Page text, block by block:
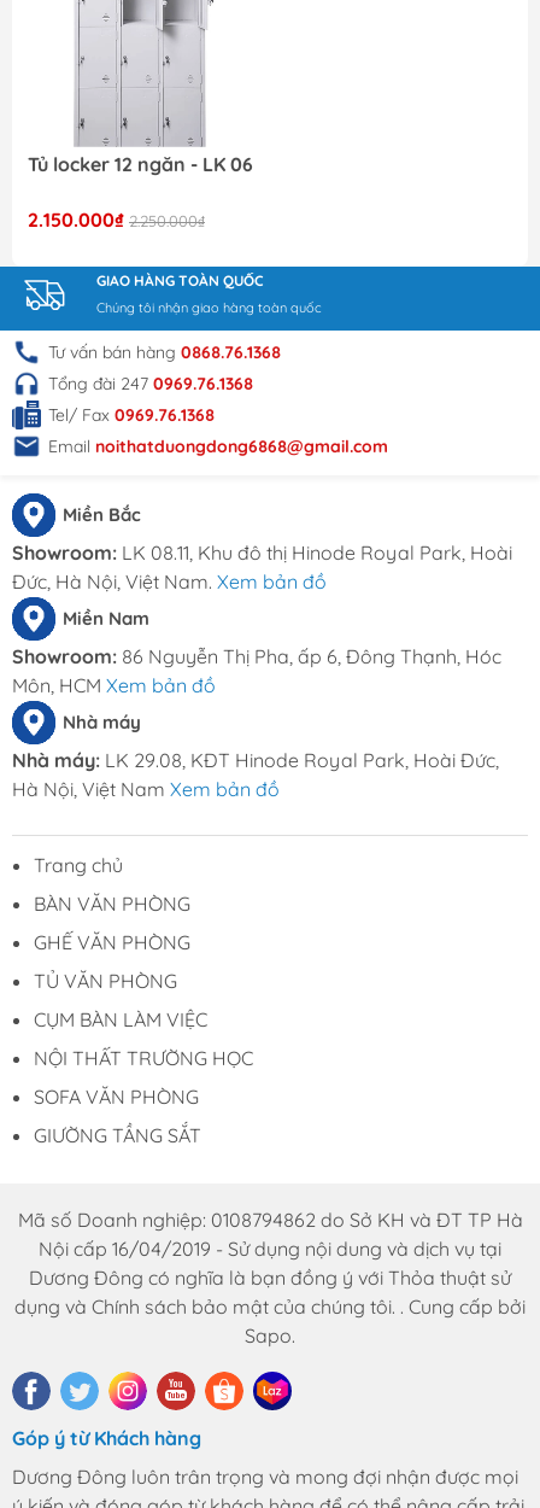
Tủ locker 12 ngăn - LK 06
2.150.000₫ 2.250.000₫
GIAO HÀNG TOÀN QUỐC
Chúng tôi nhận giao hàng toàn quốc
Tư vấn bán hàng 0868.76.1368
Tổng đài 247 0969.76.1368
Tel/ Fax 0969.76.1368
Email noithatduongdong6868@gmail.com
Miền Bắc
Showroom: LK 08.11, Khu đô thị Hinode Royal Park, Hoài
Đức, Hà Nội, Việt Nam. Xem bản đồ
Miền Nam
Showroom: 86 Nguyễn Thị Pha, ấp 6, Đông Thạnh, Hóc
Môn, HCM Xem bản đồ
Nhà máy
Nhà máy: LK 29.08, KĐT Hinode Royal Park, Hoài Đức,
Hà Nội, Việt Nam Xem bản đồ
Trang chủ
BÀN VĂN PHÒNG
GHẾ VĂN PHÒNG
TỦ VĂN PHÒNG
CỤM BÀN LÀM VIỆC
NỘI THẤT TRƯỜNG HỌC
SOFA VĂN PHÒNG
GIƯỜNG TẦNG SẮT
Mã số Doanh nghiệp: 0108794862 do Sở KH và ĐT TP Hà
Nội cấp 16/04/2019 - Sử dụng nội dung và dịch vụ tại
Dương Đông có nghĩa là bạn đồng ý với Thỏa thuật sử
dụng và Chính sách bảo mật của chúng tôi. . Cung cấp bởi
Sapo.
Góp ý từ Khách hàng
Dương Đông luôn trân trọng và mong đợi nhận được mọi